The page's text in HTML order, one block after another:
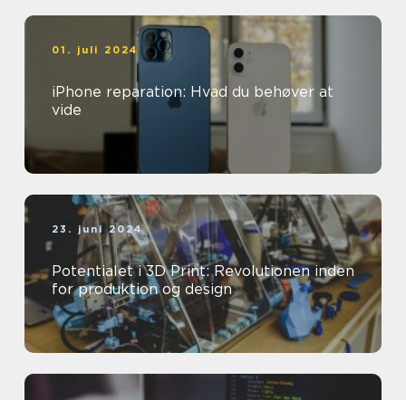
01. juli 2024
iPhone reparation: Hvad du behøver at
vide
23. juni 2024
Potentialet i 3D Print: Revolutionen inden
for produktion og design